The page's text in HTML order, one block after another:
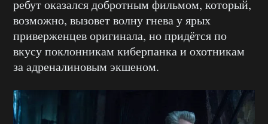
ребут оказался добротным фильмом, который,
возможно, вызовет волну гнева у ярых
приверженцев оригинала, но придётся по
вкусу поклонникам киберпанка и охотникам
за адреналиновым экшеном.